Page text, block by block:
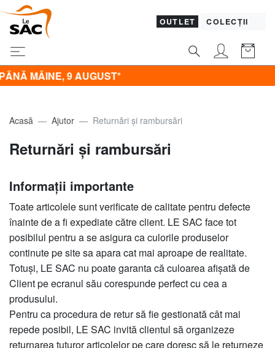
OUTLET COLECȚII
MÂINE, 9 AUGUST*
Acasă Ajutor Returnări și rambursări
Returnări și rambursări
Informații importante
Toate articolele sunt verificate de calitate pentru defecte
înainte de a fi expediate către client. LE SAC face tot
posibilul pentru a se asigura ca culorile produselor
continute pe site sa apara cat mai aproape de realitate.
Totuși, LE SAC nu poate garanta că culoarea afișată de
Client pe ecranul său corespunde perfect cu cea a
produsului.
Pentru ca procedura de retur să fie gestionată cât mai
repede posibil, LE SAC invită clientul să organizeze
returnarea tuturor articolelor pe care doresc să le returneze